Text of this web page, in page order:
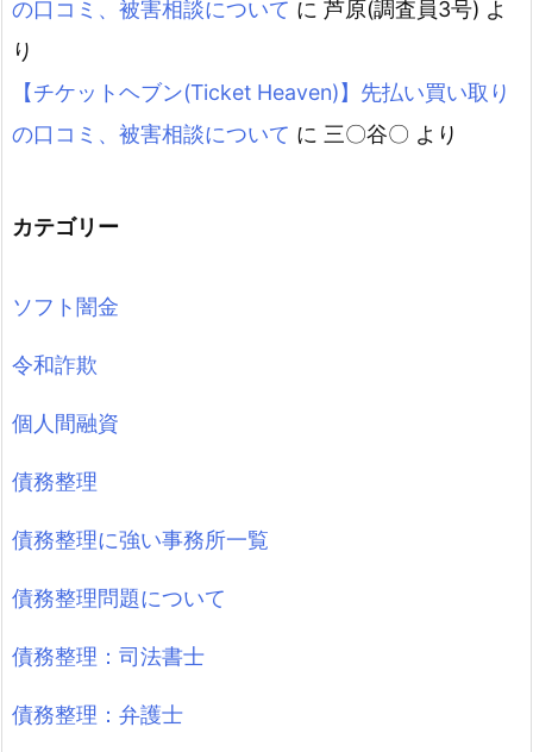
の口コミ、被害相談について に 芦原(調査員3号) よ
り
【チケットヘブン(Ticket Heaven)】先払い買い取り
の口コミ、被害相談について に 三〇谷〇 より
カテゴリー
ソフト闇金
令和詐欺
個人間融資
債務整理
債務整理に強い事務所一覧
債務整理問題について
債務整理：司法書士
債務整理：弁護士